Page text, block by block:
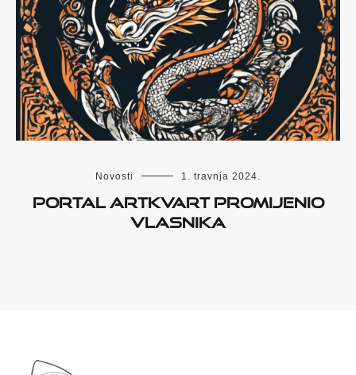
Novosti 1. travnja 2024.
Portal ArtKvart promijenio
vlasnika